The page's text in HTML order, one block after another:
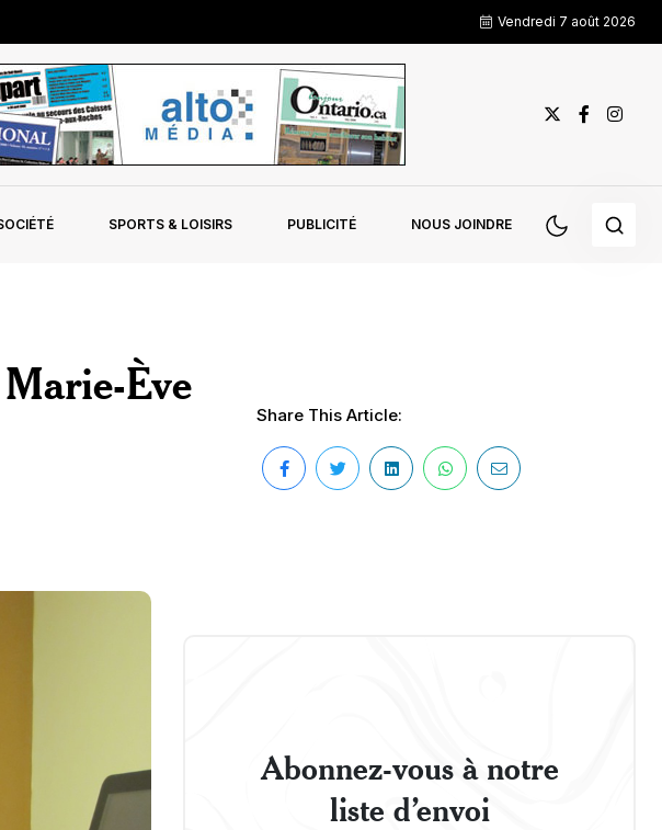
Vendredi 7 août 2026
SPORTS & LOISIRS PUBLICITÉ NOUS JOINDRE
Ève
Share This Article:
Abonnez-vous à notre
liste d’envoi